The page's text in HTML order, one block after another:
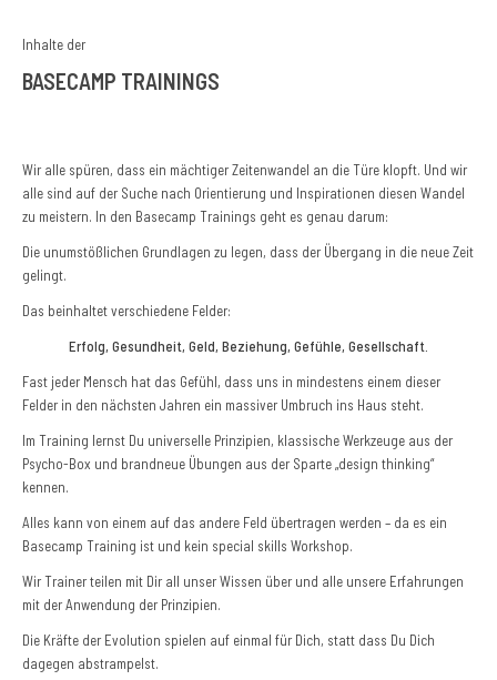
Inhalte der
BASECAMP TRAININGS
Wir alle spüren, dass ein mächtiger Zeitenwandel an die Türe klopft. Und wir
alle sind auf der Suche nach Orientierung und Inspirationen diesen Wandel
zu meistern. In den Basecamp Trainings geht es genau darum:
Die unumstößlichen Grundlagen zu legen, dass der Übergang in die neue Zeit
gelingt.
Das beinhaltet verschiedene Felder:
Erfolg, Gesundheit, Geld, Beziehung, Gefühle, Gesellschaft.
Fast jeder Mensch hat das Gefühl, dass uns in mindestens einem dieser
Felder in den nächsten Jahren ein massiver Umbruch ins Haus steht.
Im Training lernst Du universelle Prinzipien, klassische Werkzeuge aus der
Psycho-Box und brandneue Übungen aus der Sparte „design thinking“
kennen.
Alles kann von einem auf das andere Feld übertragen werden – da es ein
Basecamp Training ist und kein special skills Workshop.
Wir Trainer teilen mit Dir all unser Wissen über und alle unsere Erfahrungen
mit der Anwendung der Prinzipien.
Die Kräfte der Evolution spielen auf einmal für Dich, statt dass Du Dich
dagegen abstrampelst.